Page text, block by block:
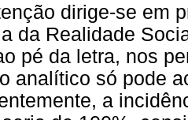
dirige-se em
da Realidade
pé da letra, nos
analítico só pode
a